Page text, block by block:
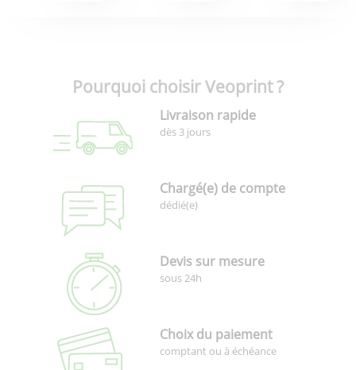
Pourquoi choisir Veoprint ?
Livraison rapide
dès 3 jours
Chargé(e) de compte
dédié(e)
Devis sur mesure
sous 24h
Choix du paiement
comptant ou à échéance